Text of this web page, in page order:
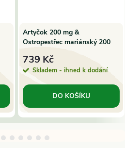
Artyčok 200 mg &
Ostropestřec mariánský 200
739 Kč
Skladem - ihned k dodání
DO KOŠÍKU